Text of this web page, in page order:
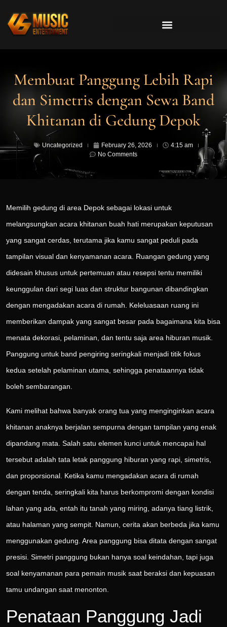
Membuat Panggung Lebih Rapi
dan Simetris dengan Sewa Band
Khitanan di Gedung Depok
Uncategorized February 26, 2026
4:15 am
No Comments
Memilih gedung di area Depok sebagai lokasi untuk
melangsungkan acara khitanan buah hati merupakan keputusan
yang sangat cerdas, terutama jika kamu sangat peduli pada
tampilan visual dan kenyamanan acara. Ruangan gedung yang
didesain khusus untuk pertemuan atau resepsi tentu memiliki
keunggulan dari segi luas dan struktur bangunan dibandingkan
dengan mengadakan acara di rumah. Keleluasaan ruang ini
memberikan dampak yang sangat besar pada bagaimana kita bisa
menata dekorasi, pelaminan, dan tentu saja area hiburan musik.
Panggung untuk band pengiring seringkali menjadi titik fokus
kedua setelah pelaminan utama, sehingga penataannya tidak
boleh sembarangan.
Kami melihat bahwa banyak orang tua yang menginginkan acara
khitanan anaknya berjalan sempurna dengan tampilan yang enak
dipandang mata. Salah satu elemen kunci untuk mencapai hal
tersebut adalah tata letak panggung hiburan yang rapi, simetris,
dan proporsional. Ketika kamu mengadakan acara di rumah
dengan tenda, seringkali kita harus berkompromi dengan kondisi
lahan yang ada, entah itu tanah yang miring, adanya tiang listrik,
atau halaman yang sempit. Namun, cerita akan berbeda jika kamu
menggunakan gedung. Area panggung bisa ditata dengan sangat
presisi. Simetri panggung bukan hanya soal keindahan, tapi juga
soal kenyamanan para pemain musik saat beraksi dan kepuasan
tamu undangan saat menonton.
Penataan Panggung Jadi